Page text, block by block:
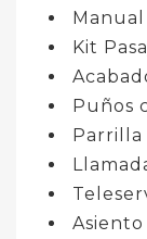
Manual
Kit
Puños
Asiento